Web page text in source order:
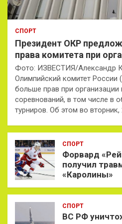
СПОРТ
Президент ОКР
права комитета при
Фото: ИЗВЕСТИЯ/Александр
Олимпийский комитет
больше прав при организации
соревнований, в том числе в
турниров. Об этом во вторник,
СПОРТ
Форвард
получил
«Каролины»
СПОРТ
ВС РФ